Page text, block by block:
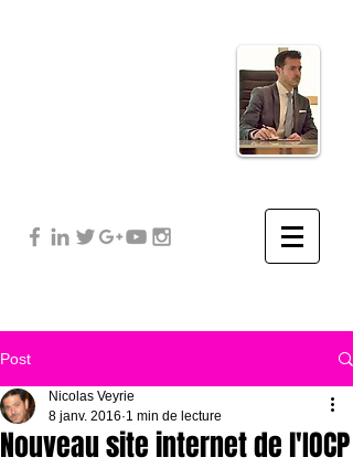
Post
Nouveau site internet de l'IOCP
Nicolas Veyrie
8 janv. 2016 1 min de lecture